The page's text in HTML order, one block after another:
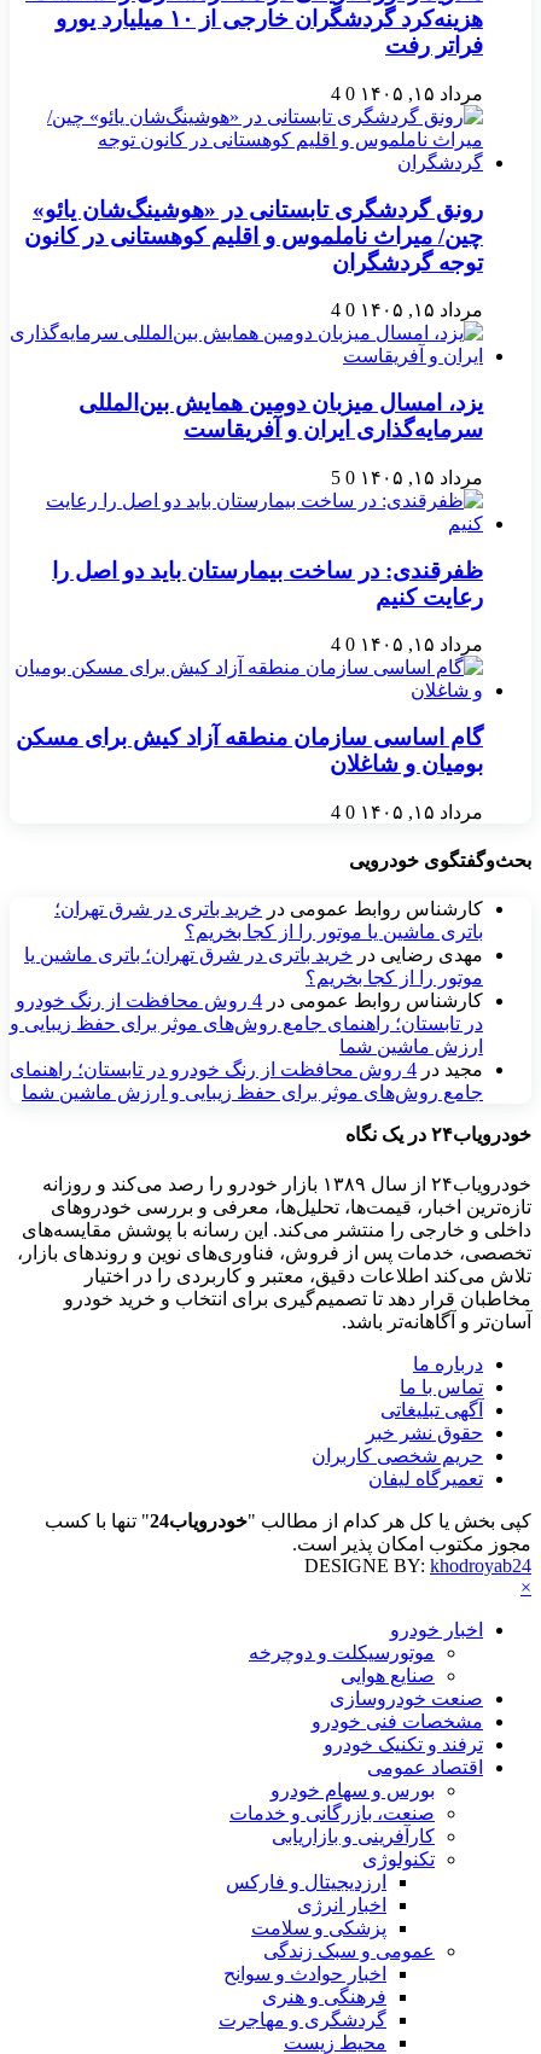
هزینه‌کرد گردشگران خارجی از ۱۰ میلیارد یورو
فراتر رفت
مرداد ۱۵, ۱۴۰۵ 0
4
رونق گردشگری تابستانی در «هوشینگ‌شان یائو»
چین/ میراث ناملموس و اقلیم کوهستانی در کانون
توجه گردشگران
مرداد ۱۵, ۱۴۰۵ 0
4
یزد، امسال میزبان دومین همایش بین‌المللی
سرمایه‌گذاری ایران و آفریقاست
مرداد ۱۵, ۱۴۰۵ 0
5
ظفرقندی: در ساخت بیمارستان باید دو اصل را
رعایت کنیم
مرداد ۱۵, ۱۴۰۵ 0
4
گام اساسی سازمان منطقه آزاد کیش برای مسکن
بومیان و شاغلان
مرداد ۱۵, ۱۴۰۵ 0
4
بحث‌وگفتگوی خودرویی
کارشناس روابط عمومی در خرید باتری در شرق تهران؛
باتری ماشین یا موتور را از کجا بخریم؟
مهدی رضایی در خرید باتری در شرق تهران؛ باتری ماشین یا
موتور را از کجا بخریم؟
کارشناس روابط عمومی در
4 روش محافظت از رنگ خودرو
در تابستان؛ راهنمای جامع روش‌های موثر برای حفظ زیبایی و
ارزش ماشین شما
مجید در
4 روش محافظت از رنگ خودرو در تابستان؛ راهنمای
جامع روش‌های موثر برای حفظ زیبایی و ارزش ماشین شما
خودرویاب۲۴ در یک نگاه
خودرویاب۲۴ از سال ۱۳۸۹ بازار خودرو را رصد می‌کند و روزانه
تازه‌ترین اخبار، قیمت‌ها، تحلیل‌ها، معرفی و بررسی خودروهای
داخلی و خارجی را منتشر می‌کند. این رسانه با پوشش مقایسه‌های
تخصصی، خدمات پس از فروش، فناوری‌های نوین و روندهای بازار،
تلاش می‌کند اطلاعات دقیق، معتبر و کاربردی را در اختیار
مخاطبان قرار دهد تا تصمیم‌گیری برای انتخاب و خرید خودرو
آسان‌تر و آگاهانه‌تر باشد.
درباره ما
تماس با ما
آگهی تبلیغاتی
حقوق نشر خبر
حریم شخصی کاربران
تعمیرگاه لیفان
کپی بخش یا کل هر کدام از مطالب "خودرویاب24
" تنها با کسب
مجوز مکتوب امکان پذیر است.
DESIGNE BY: khodroyab24
×
اخبار خودرو
موتورسیکلت و دوچرخه
صنایع هوایی
صنعت خودروسازی
مشخصات فنی خودرو
ترفند و تکنیک خودرو
اقتصاد عمومی
بورس و سهام خودرو
صنعت، بازرگانی و خدمات
کارآفرینی و بازاریابی
تکنولوژی
ارزدیجیتال و فارکس
اخبار انرژی
پزشکی و سلامت
عمومی و سبک زندگی
اخبار حوادث و سوانح
فرهنگی و هنری
گردشگری و مهاجرت
محیط زیست